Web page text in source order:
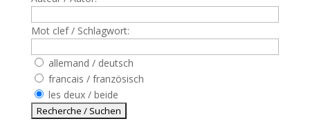
Mot clef / Schlagwort:
allemand / deutsch
francais / französisch
les deux / beide